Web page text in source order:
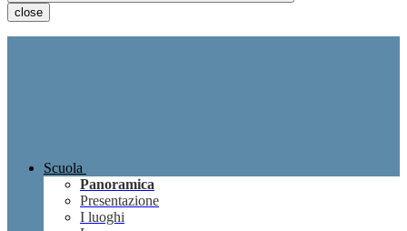
close
Scuola
Panoramica
Presentazione
I luoghi